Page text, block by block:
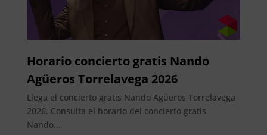
Horario concierto gratis Nando
Agüeros Torrelavega 2026
Llega el concierto gratis Nando Agüeros Torrelavega
2026. Consulta el horario del concierto gratis
Nando...